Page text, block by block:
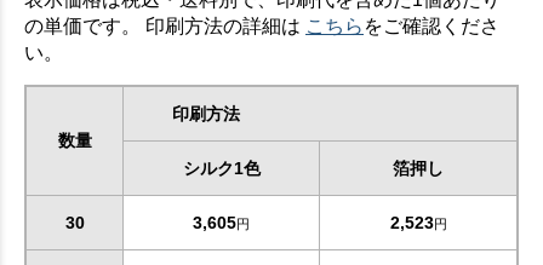
の単価です。 印刷方法の詳細は こちら をご確認くださ
い。
数量
印刷方法
シルク1色 箔押し
30 3,605円 2,523円